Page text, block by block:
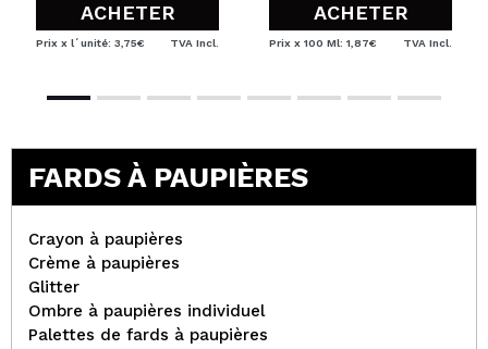
ACHETER
Prix x l´unité: 3,75€ TVA Incl.
ACHETER
Prix x 100 Ml: 1,87€ TVA Incl.
FARDS À PAUPIÈRES
Crayon à paupières
Crème à paupières
Glitter
Ombre à paupières individuel
Palettes de fards à paupières